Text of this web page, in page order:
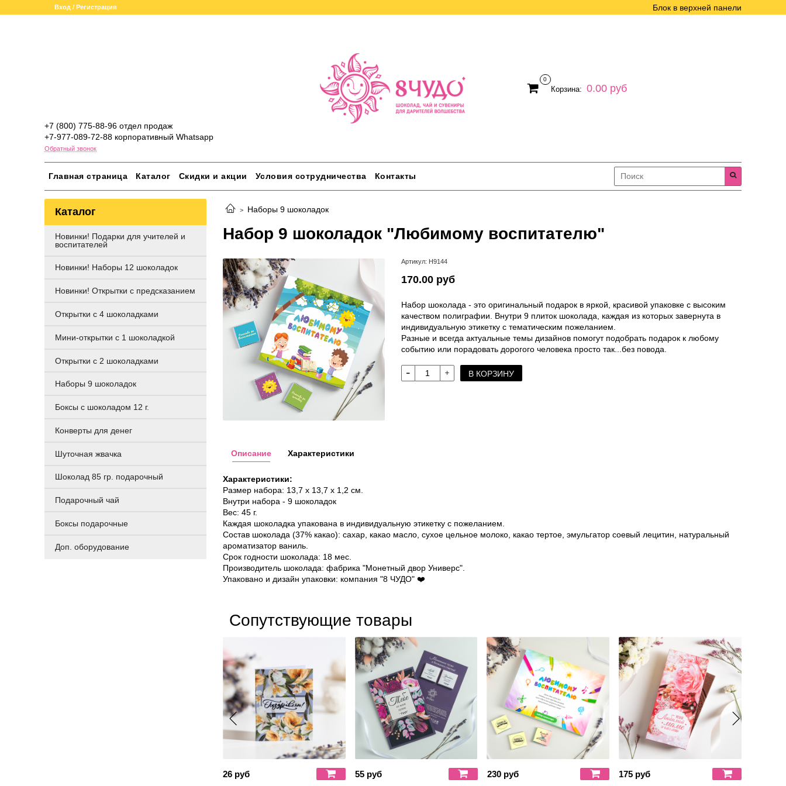
Вход / Регистрация Блок в верхней панели
+7 (800) 775-88-96 отдел продаж
+7-977-089-72-88 корпоративный Whatsapp
Обратный звонок
0
Корзина: 0.00 руб
Главная страница Каталог Скидки и акции Условия сотрудничества Контакты
Наборы 9 шоколадок
Набор 9 шоколадок "Любимому воспитателю"
Артикул: Н9144
170.00 руб
Набор шоколада - это оригинальный подарок в яркой, красивой упаковке с высоким
качеством полиграфии. Внутри 9 плиток шоколада, каждая из которых завернута в
индивидуальную этикетку с тематическим пожеланием.
Разные и всегда актуальные темы дизайнов помогут подобрать подарок к любому
событию или порадовать дорогого человека просто так...без повода.
В КОРЗИНУ
Описание
Характеристики:
Размер набора: 13,7 х 13,7 х 1,2 см.
Внутри набора - 9 шоколадок
Вес: 45 г.
Каждая шоколадка упакована в индивидуальную этикетку с пожеланием.
Состав шоколада (37% какао): сахар, какао масло, сухое цельное молоко, какао тертое, эмульгатор соевый лецитин, натуральный
ароматизатор ваниль.
Срок годности шоколада: 18 мес.
Производитель шоколада: фабрика "Монетный двор Универс".
Упаковано и дизайн упаковки: компания "8 ЧУДО" ❤️
Характеристики
Сопутствующие товары
26 руб 55 руб 230 руб 175 руб
Каталог
Новинки! Подарки для учителей и
воспитателей
Новинки! Наборы 12 шоколадок
Новинки! Открытки с предсказанием
Открытки с 4 шоколадками
Мини-открытки с 1 шоколадкой
Открытки с 2 шоколадками
Наборы 9 шоколадок
Боксы с шоколадом 12 г.
Конверты для денег
Шуточная жвачка
Шоколад 85 гр. подарочный
Подарочный чай
Боксы подарочные
Доп. оборудование